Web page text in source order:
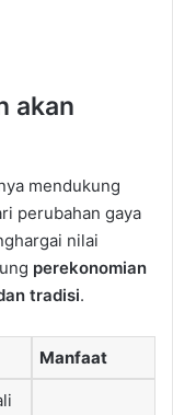
akan
mendukung
perubahan gaya
nilai
perekonomian
tradisi.
Manfaat